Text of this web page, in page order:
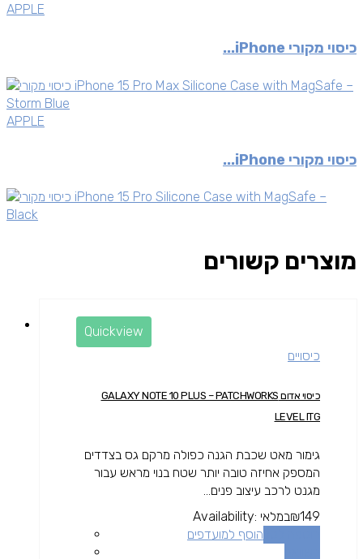
APPLE
כיסוי מקורי iPhone...
APPLE
כיסוי מקורי iPhone...
מוצרים קשורים
Quickview
כיסויים
כיסוי אדום GALAXY NOTE 10 PLUS – PATCHWORKS
LEVEL ITG
גימור מאט שכבת הגנה כפולה מרקם גס בצדדים
המספק אחיזה טובה יותר שטח בנוי מראש עבור
מגנט לרכב עיצוב פנים...
₪149
Availability: במלאי
הוסף למועדפים